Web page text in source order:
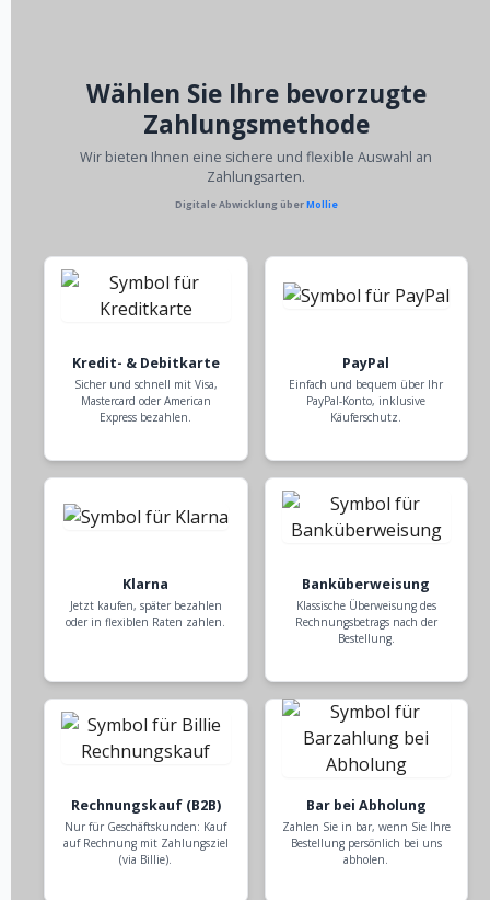
Wählen Sie Ihre bevorzugte
Zahlungsmethode
Wir bieten Ihnen eine sichere und flexible Auswahl an
Zahlungsarten.
Digitale Abwicklung überMollie
Kredit- & Debitkarte
Sicher und schnell mit Visa,
Mastercard oder American
Express bezahlen.
PayPal
Einfach und bequem über Ihr
PayPal-Konto, inklusive
Käuferschutz.
Klarna
Jetzt kaufen, später bezahlen
oder in flexiblen Raten zahlen.
Banküberweisung
Klassische Überweisung des
Rechnungsbetrags nach der
Bestellung.
Rechnungskauf (B2B)
Nur für Geschäftskunden: Kauf
auf Rechnung mit Zahlungsziel
(via Billie).
Bar bei Abholung
Zahlen Sie in bar, wenn Sie Ihre
Bestellung persönlich bei uns
abholen.